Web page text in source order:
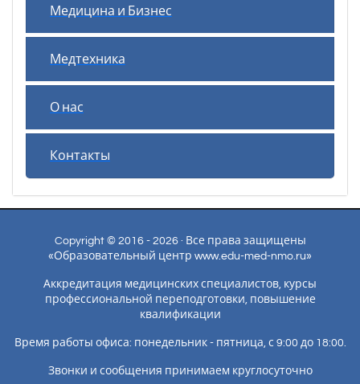
Медицина и Бизнес
Медтехника
О нас
Контакты
Copyright © 2016 - 2026 · Все права защищены
«Образовательный центр www.edu-med-nmo.ru»
Аккредитация медицинских специалистов, курсы
профессиональной переподготовки, повышение
квалификации
Время работы офиса: понедельник - пятница, с 9:00 до 18:00.
Звонки и сообщения принимаем круглосуточно